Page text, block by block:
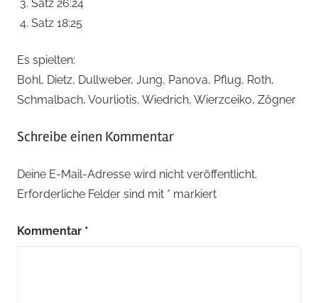
Satz 26:24
Satz 18:25
Es spielten:
Bohl, Dietz, Dullweber, Jung, Panova, Pflug, Roth,
Schmalbach, Vourliotis, Wiedrich, Wierzceiko, Zögner
Schreibe einen Kommentar
Deine E-Mail-Adresse wird nicht veröffentlicht.
Erforderliche Felder sind mit * markiert
Kommentar *